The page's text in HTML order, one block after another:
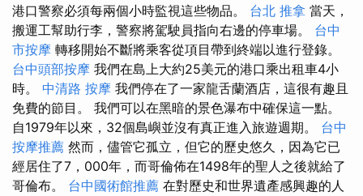
港口警察必須每兩個小時監視這些物品。 台北 推拿 當天，
搬運工幫助行李，警察將駕駛員指向右邊的停車場。 台中
市按摩 轉移開始不斷將乘客從項目帶到終端以進行登錄。
台中頭部按摩 我們在島上大約25美元的港口乘出租車4小
時。 中清路 按摩 我們停在了一家龍舌蘭酒店，這很有趣且
免費的節目。 我們可以在黑暗的景色瀑布中確保這一點。
自1979年以來，32個島嶼並沒有真正進入旅遊週期。 台中
按摩推薦 然而，儘管它孤立，但它的歷史悠久，因為它已
經居住了7，000年，而哥倫佈在1498年的聖人之後就給了
哥倫布。 台中國術館推薦 在對歷史和世界遺產感興趣的人